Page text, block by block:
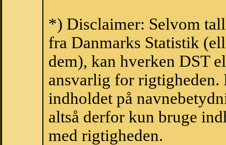
*) Disclaimer: Selvom
fra Danmarks Statistik
dem), kan hverken DST
ansvarlig for
indholdet på
altså derfor kun bruge
med rigtigheden.